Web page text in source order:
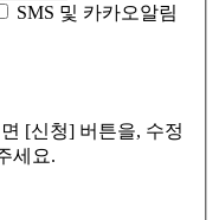
SMS 및 카카오알림
[신청] 버튼을, 수정
세요.